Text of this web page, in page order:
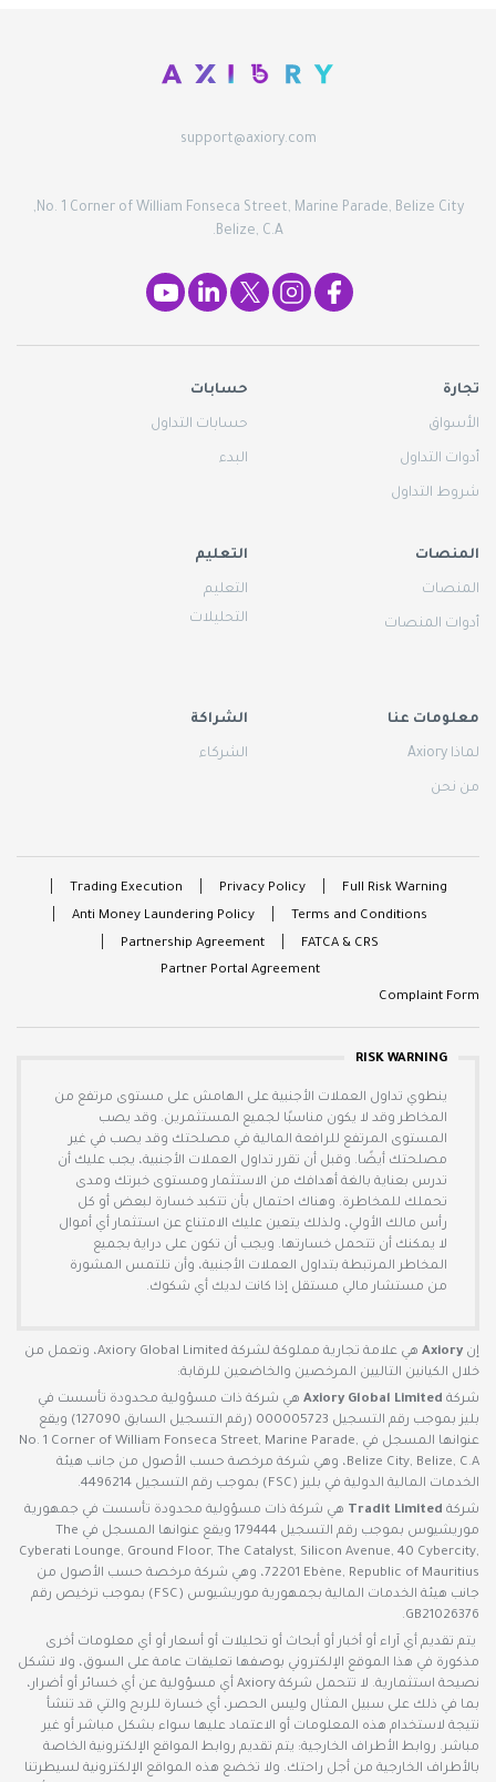
فتح حساب حقيقي
support@axiory.com
No. 1 Corner of William Fonseca Street, Marine Parade, Belize City,
Belize, C.A.
تجارة
الأسواق
أدوات التداول
شروط التداول
حسابات
حسابات التداول
البدء
المنصات
المنصات
أدوات المنصات
التعليم
التعليم
التحليلات
معلومات عنا
لماذا Axiory
من نحن
الشراكة
الشركاء
Full Risk Warning
Privacy Policy
Trading Execution
Terms and Conditions
Anti Money Laundering Policy
FATCA & CRS
Partnership Agreement
Partner Portal Agreement
Complaint Form
RISK WARNING
ينطوي تداول العملات الأجنبية على الهامش على مستوى مرتفع من
المخاطر وقد لا يكون مناسبًا لجميع المستثمرين. وقد يصب
المستوى المرتفع للرافعة المالية في مصلحتك وقد يصب في غير
مصلحتك أيضًا. وقبل أن تقرر تداول العملات الأجنبية، يجب عليك أن
تدرس بعناية بالغة أهدافك من الاستثمار ومستوى خبرتك ومدى
تحملك للمخاطرة. وهناك احتمال بأن تتكبد خسارة لبعض أو كل
رأس مالك الأولي، ولذلك يتعين عليك الامتناع عن استثمار أي أموال
لا يمكنك أن تتحمل خسارتها. ويجب أن تكون على دراية بجميع
المخاطر المرتبطة بتداول العملات الأجنبية، وأن تلتمس المشورة
من مستشار مالي مستقل إذا كانت لديك أي شكوك.
إن Axiory
هي علامة تجارية مملوكة لشركة Axiory Global Limited، وتعمل من
خلال الكيانين التاليين المرخصين والخاضعين للرقابة:
شركة Axiory Global Limited هي شركة ذات مسؤولية محدودة تأسست في
بليز بموجب رقم التسجيل 000005723 (رقم التسجيل السابق 127090) ويقع
عنوانها المسجل في No. 1 Corner of William Fonseca Street, Marine Parade,
Belize City, Belize, C.A، وهي شركة مرخصة حسب الأصول من جانب هيئة
الخدمات المالية الدولية في بليز (FSC) بموجب رقم التسجيل 4496214.
شركة Tradit Limited هي شركة ذات مسؤولية محدودة تأسست في جمهورية
موريشيوس بموجب رقم التسجيل 179444 ويقع عنوانها المسجل في The
Cyberati Lounge, Ground Floor, The Catalyst, Silicon Avenue, 40 Cybercity,
72201 Ebène, Republic of Mauritius، وهي شركة مرخصة حسب الأصول من
جانب هيئة الخدمات المالية بجمهورية موريشيوس (FSC) بموجب ترخيص رقم
GB21026376.
يتم تقديم أي آراء أو أخبار أو أبحاث أو تحليلات أو أسعار أو أي معلومات أخرى
مذكورة في هذا الموقع الإلكتروني بوصفها تعليقات عامة على السوق، ولا تشكل
نصيحة استثمارية. لا تتحمل شركة Axiory أي مسؤولية عن أي خسائر أو أضرار،
بما في ذلك على سبيل المثال وليس الحصر، أي خسارة للربح والتي قد تنشأ
نتيجة لاستخدام هذه المعلومات أو الاعتماد عليها سواء بشكل مباشر أو غير
مباشر. روابط الأطراف الخارجية: يتم تقديم روابط المواقع الإلكترونية الخاصة
بالأطراف الخارجية من أجل راحتك. ولا تخضع هذه المواقع الإلكترونية لسيطرتنا